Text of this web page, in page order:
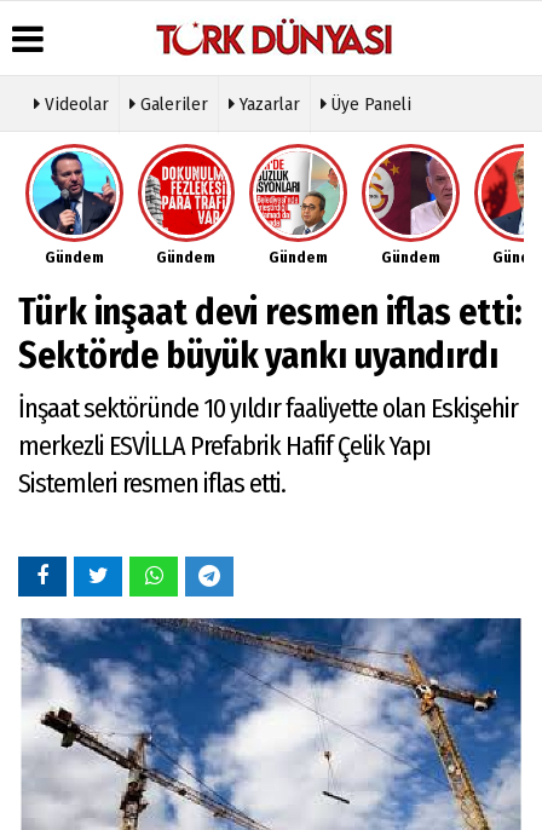
Üye Paneli
Haber
Arşivi
Gazete
Arşivi
Günün
Haberleri
Hava
Durumu
Gazete
Manşetleri
Anketler
Biyografiler
Köşe
Yazarları
Video
Galeri
Foto
Etkinlikler
Künye
İletişim
Çerez
Politikası
Videolar Galeriler Yazarlar Üye Paneli
Gündem Gündem Gündem Gündem
Türk inşaat devi resmen iflas etti:
Sektörde büyük yankı uyandırdı
İnşaat sektöründe 10 yıldır faaliyette olan Eskişehir
merkezli ESVİLLA Prefabrik Hafif Çelik Yapı
Sistemleri resmen iflas etti.